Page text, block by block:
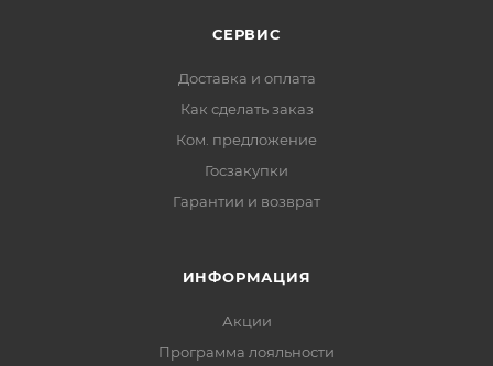
СЕРВИС
Доставка и оплата
Как сделать заказ
Ком. предложение
Госзакупки
Гарантии и возврат
ИНФОРМАЦИЯ
Акции
Программа лояльности